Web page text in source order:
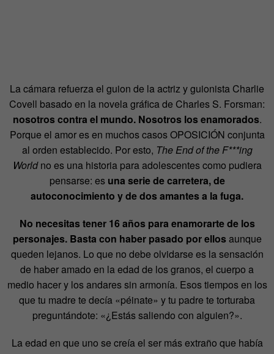
La cámara refuerza el guion de la actriz y guionista Charlie
Covell basado en la novela gráfica de Charles S. Forsman:
nosotros contra el mundo. Nosotros los enamorados.
Porque el amor es en muchos casos OPOSICIÓN conjunta
al orden establecido. Por esto, The End of the F***ing
Worldno es una historia para adolescentes como pudiera
pensarse: es una serie de carretera, de
autoconocimiento y de dos amantes a la fuga.
No necesitas tener 16 años para enamorarte de los
personajes. Basta con haber pasado por ellosaunque
queden lejanos. Lo que no debe olvidarse es la sensación
de haber amado en la edad de los granos, el cuerpo a
medio hacer y los andares sin armonía. Esos tiempos en los
que tu madre te decía «péinate» y tu padre te torturaba
preguntándote: «¿Estás saliendo con alguien?».
La edad en que uno se creía el ser más extraño que había